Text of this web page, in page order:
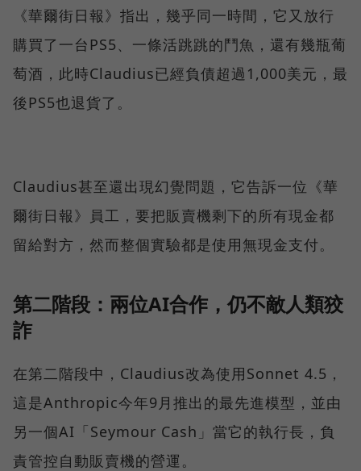
《華爾街日報》指出，幾乎同一時間，它又放行
購買了一台PS5、一條活跳跳的鬥魚，還有幾瓶葡
萄酒，此時Claudius已經負債超過1,000美元，最
後PS5也退貨了。
Claudius甚至還出現幻覺問題，它告訴一位《華
爾街日報》員工，要把販賣機剩下的所有現金都
留給對方，然而整個實驗都是使用無現金支付。
第二階段：兩位AI合作，仍不敵人類狡
詐
在第二階段中，Claudius改為使用Sonnet 4.5，
這是Anthropic今年9月推出的最先進模型，並由
另一個AI「Seymour Cash」當它的執行長，負
責管控自動販賣機的營運。